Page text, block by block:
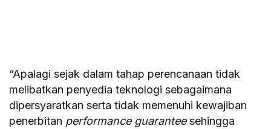
“Apalagi sejak dalam tahap perencanaan tidak
melibatkan penyedia teknologi sebagaimana
dipersyaratkan serta tidak memenuhi kewajiban
penerbitan performance guaranteesehingga